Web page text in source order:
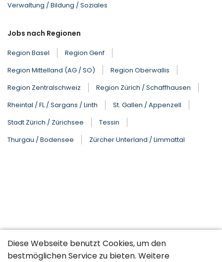
Verwaltung / Bildung / Soziales
Jobs nach Regionen
Region Basel
Region Genf
Region Mittelland (AG / SO)
Region Oberwallis
Region Zentralschweiz
Region Zürich / Schaffhausen
Rheintal / FL / Sargans / Linth
St. Gallen / Appenzell
Stadt Zürich / Zürichsee
Tessin
Thurgau / Bodensee
Zürcher Unterland / Limmattal
Diese Webseite benutzt Cookies, um den
bestmöglichen Service zu bieten. Weitere